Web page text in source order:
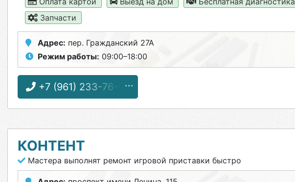
Запчасти
Адрес: пер. Гражданский 27А
Режим работы: 09:00–18:00
+7 (961) 233-76-66
КОНТЕНТ
Мастера выполнят ремонт игровой приставки быстро